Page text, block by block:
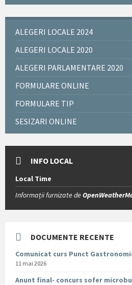
ALEGERI LOCALE 2024
ALEGERI LOCALE 2020
ALEGERI PARLAMENTARE 2020
FORMULARE ONLINE
FORMULARE TIP
SESIZARI ONLINE
INFO LOCAL
Local Time
Informații furnizate de
DOCUMENTE RECENTE
Comunicat curs Punct
11 mai 2026
Anunt final- concurs sofer